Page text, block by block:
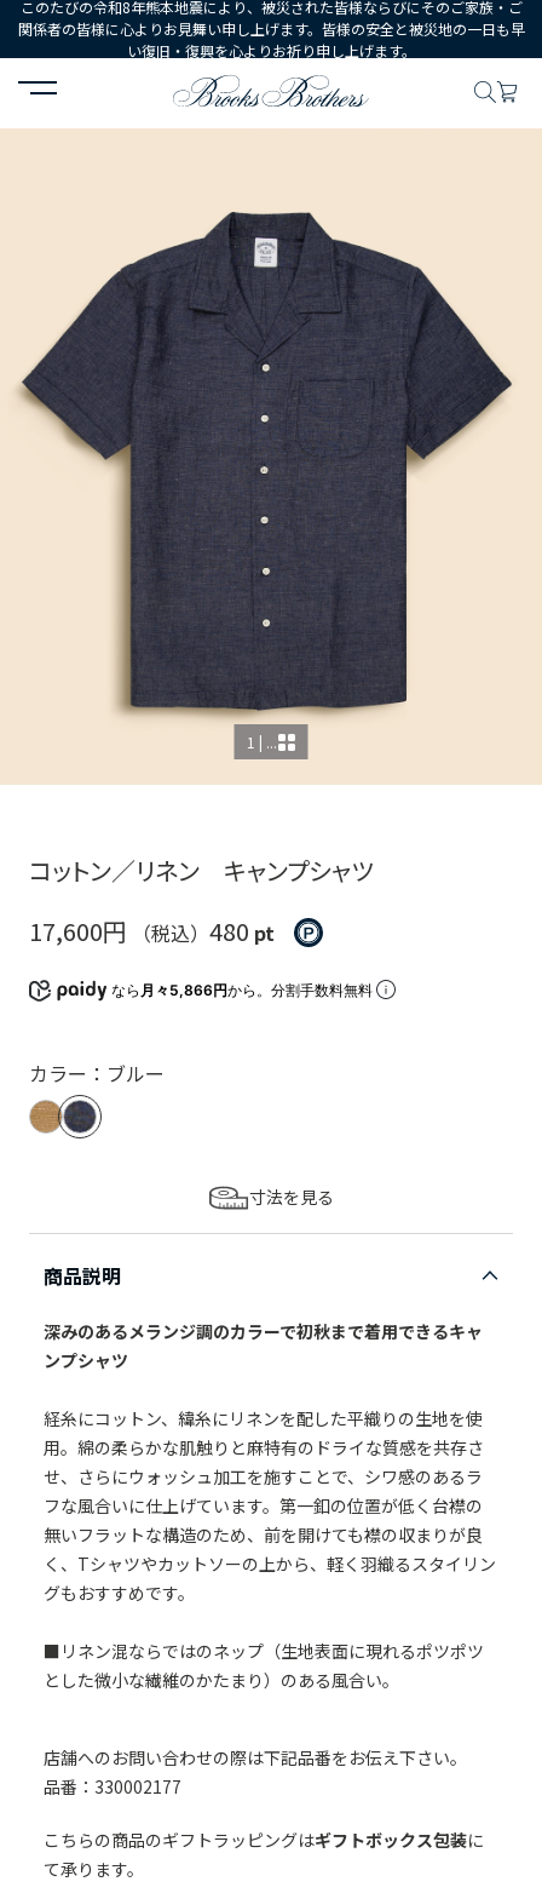
このたびの令和8年熊本地震により、被災された皆様ならびにそのご家族・ご
関係者の皆様に心よりお見舞い申し上げます。皆様の安全と被災地の一日も早
い復旧・復興を心よりお祈り申し上げます。
HOME ウェア シャツ カジュアルシャツ コットン／
1 | ...
コットン／リネン キャンプシャツ
17,600円
（税込） 480 pt
なら 月々5,866円から。分割手数料無料
カラー：ブルー
寸法を見る
商品説明
深みのあるメランジ調のカラーで初秋まで着用できるキャ
ンプシャツ
経糸にコットン、緯糸にリネンを配した平織りの生地を使
用。綿の柔らかな肌触りと麻特有のドライな質感を共存さ
せ、さらにウォッシュ加工を施すことで、シワ感のあるラ
フな風合いに仕上げています。第一釦の位置が低く台襟の
無いフラットな構造のため、前を開けても襟の収まりが良
く、Tシャツやカットソーの上から、軽く羽織るスタイリン
グもおすすめです。
■リネン混ならではのネップ（生地表面に現れるポツポツ
とした微小な繊維のかたまり）のある風合い。
店舗へのお問い合わせの際は下記品番をお伝え下さい。
品番：330002177
こちらの商品のギフトラッピングはギフトボックス包装に
て承ります。